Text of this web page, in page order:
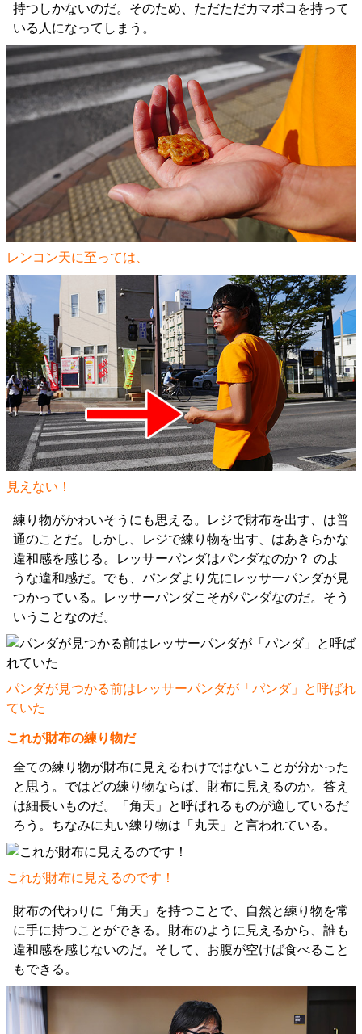
持つしかないのだ。そのため、ただただカマボコを持って
いる人になってしまう。
レンコン天に至っては、
見えない！
練り物がかわいそうにも思える。レジで財布を出す、は普
通のことだ。しかし、レジで練り物を出す、はあきらかな
違和感を感じる。レッサーパンダはパンダなのか？ のよ
うな違和感だ。でも、パンダより先にレッサーパンダが見
つかっている。レッサーパンダこそがパンダなのだ。そう
いうことなのだ。
パンダが見つかる前はレッサーパンダが「パンダ」と呼ばれ
ていた
これが財布の練り物だ
全ての練り物が財布に見えるわけではないことが分かった
と思う。ではどの練り物ならば、財布に見えるのか。答え
は細長いものだ。「角天」と呼ばれるものが適しているだ
ろう。ちなみに丸い練り物は「丸天」と言われている。
これが財布に見えるのです！
財布の代わりに「角天」を持つことで、自然と練り物を常
に手に持つことができる。財布のように見えるから、誰も
違和感を感じないのだ。そして、お腹が空けば食べること
もできる。